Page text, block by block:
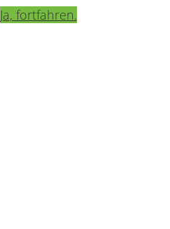
Ja, fortfahren.